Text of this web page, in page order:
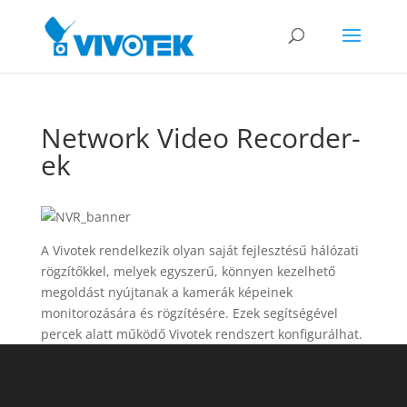
Network Video Recorder-
ek
A Vivotek rendelkezik olyan saját fejlesztésű hálózati
rögzítőkkel, melyek egyszerű, könnyen kezelhető
megoldást nyújtanak a kamerák képeinek
monitorozására és rögzítésére. Ezek segítségével
percek alatt működő Vivotek rendszert konfigurálhat.